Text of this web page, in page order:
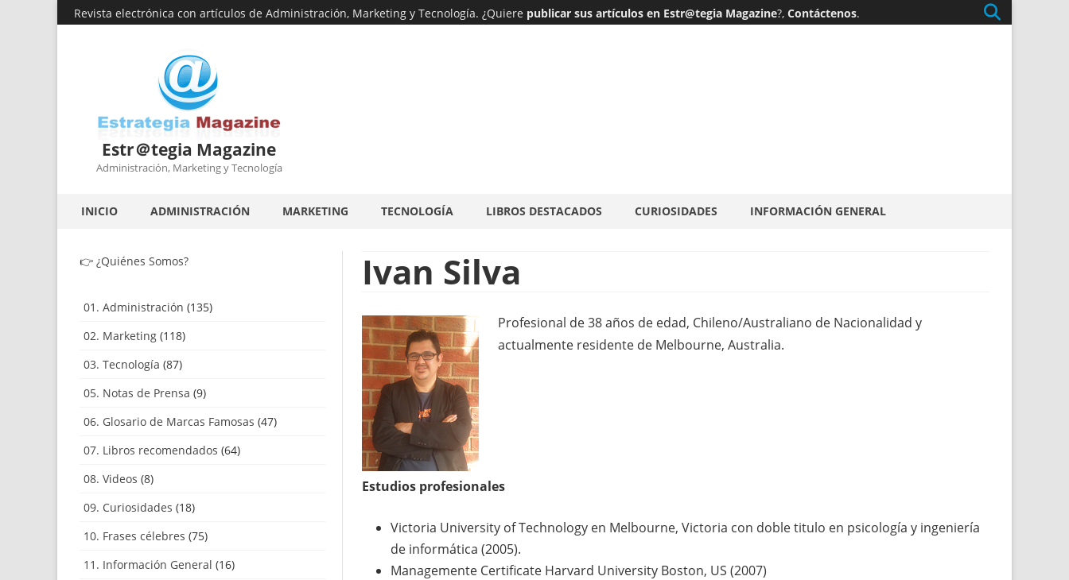
Revista electrónica con artículos de Administración, Marketing y Tecnología. ¿Quiere publicar sus artículos en Estr@tegia Magazine?, Contáctenos.
Estr＠tegia Magazine
Administración, Marketing y Tecnología
al
INICIO ADMINISTRACIÓN MARKETING TECNOLOGÍA LIBROS DESTACADOS CURIOSIDADES INFORMACIÓN GENERAL
Ivan Silva
Profesional de 38 años de edad, Chileno/Australiano de Nacionalidad y
actualmente residente de Melbourne, Australia.
Estudios profesionales
Victoria University of Technology en Melbourne, Victoria con doble titulo en psicología y ingeniería
de informática (2005).
Managemente Certificate Harvard University Boston, US (2007)
👉 ¿Quiénes Somos?
01. Administración (135)
02. Marketing (118)
03. Tecnología (87)
05. Notas de Prensa (9)
06. Glosario de Marcas Famosas (47)
07. Libros recomendados (64)
08. Videos (8)
09. Curiosidades (18)
10. Frases célebres (75)
11. Información General (16)